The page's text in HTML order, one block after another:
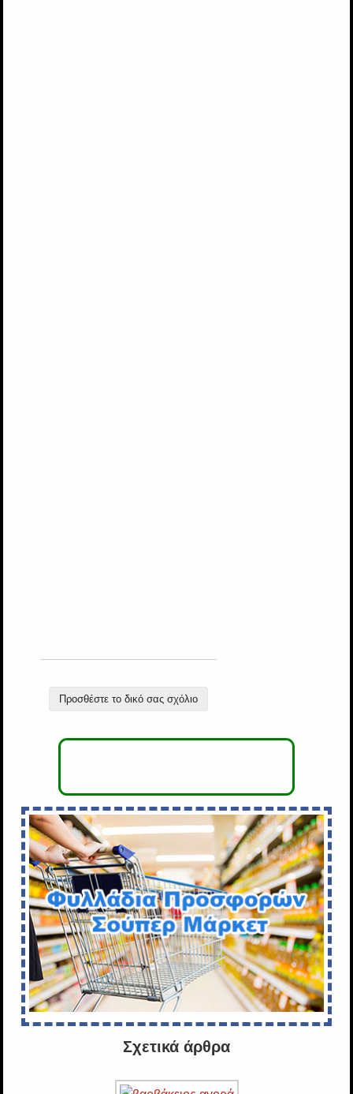
Προσθέστε το δικό σας σχόλιο
Σχετικά άρθρα